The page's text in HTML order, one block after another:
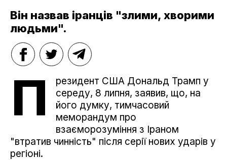
Він назвав іранців "злими, хворими
людьми".
П
резидент США Дональд Трамп у
середу, 8 липня, заявив, що, на
його думку, тимчасовий
меморандум про
взаєморозуміння з Іраном
"втратив чинність" після серії нових ударів у
регіоні.